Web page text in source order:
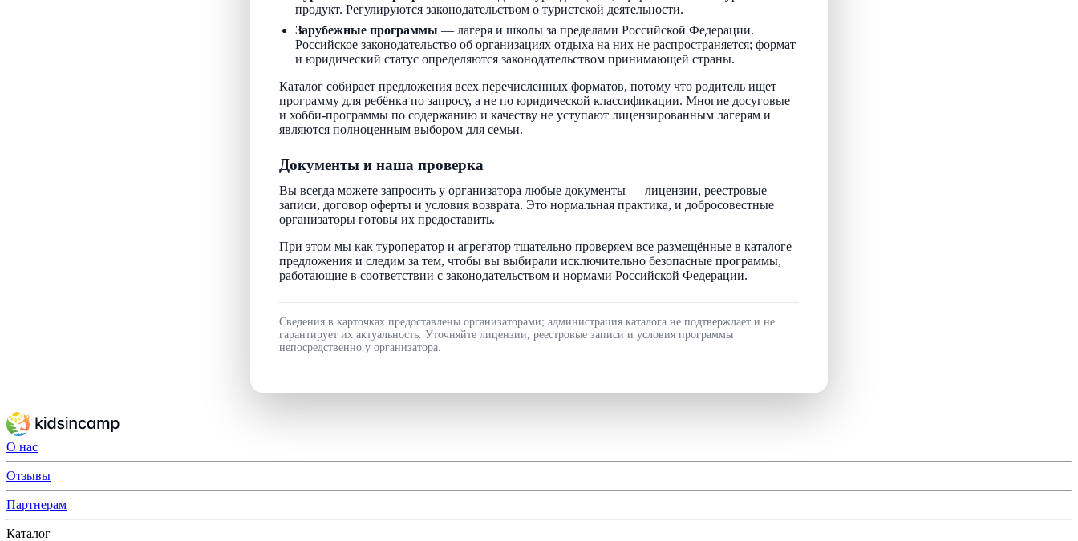
продукт. Регулируются законодательством о туристской деятельности.
Зарубежные программы — лагеря и школы за пределами Российской Федерации.
Российское законодательство об организациях отдыха на них не распространяется; формат
и юридический статус определяются законодательством принимающей страны.
Каталог собирает предложения всех перечисленных форматов, потому что родитель ищет
программу для ребёнка по запросу, а не по юридической классификации. Многие досуговые
и хобби-программы по содержанию и качеству не уступают лицензированным лагерям и
являются полноценным выбором для семьи.
Документы и наша проверка
Вы всегда можете запросить у организатора любые документы — лицензии, реестровые
записи, договор оферты и условия возврата. Это нормальная практика, и добросовестные
организаторы готовы их предоставить.
При этом мы как туроператор и агрегатор тщательно проверяем все размещённые в каталоге
предложения и следим за тем, чтобы вы выбирали исключительно безопасные программы,
работающие в соответствии с законодательством и нормами Российской Федерации.
Сведения в карточках предоставлены организаторами; администрация каталога не подтверждает и не
гарантирует их актуальность. Уточняйте лицензии, реестровые записи и условия программы
непосредственно у организатора.
О нас
Отзывы
Партнерам
Каталог